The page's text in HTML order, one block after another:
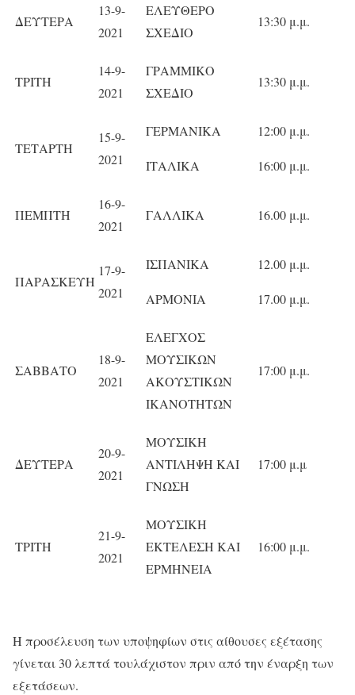
ΔΕΥΤΕΡΑ
13-9-
2021
ΕΛΕΥΘΕΡΟ
ΣΧΕΔΙΟ
13:30 μ.μ.
ΤΡΙΤΗ
14-9-
2021
ΓΡΑΜΜΙΚΟ
ΣΧΕΔΙΟ
13:30 μ.μ.
ΤΕΤΑΡΤΗ
15-9-
2021
ΓΕΡΜΑΝΙΚΑ
ΙΤΑΛΙΚΑ
12:00 μ.μ.
16:00 μ.μ.
ΠΕΜΠΤΗ
16-9-
2021
ΓΑΛΛΙΚΑ 16.00 μ.μ.
ΠΑΡΑΣΚΕΥΗ
17-9-
2021
ΙΣΠΑΝΙΚΑ
ΑΡΜΟΝΙΑ
12.00 μ.μ.
17.00 μ.μ.
ΣΑΒΒΑΤΟ
18-9-
2021
ΕΛΕΓΧΟΣ
ΜΟΥΣΙΚΩΝ
ΑΚΟΥΣΤΙΚΩΝ
ΙΚΑΝΟΤΗΤΩΝ
17:00 μ.μ.
ΔΕΥΤΕΡΑ
20-9-
2021
ΜΟΥΣΙΚΗ
ΑΝΤΙΛΗΨΗ ΚΑΙ
ΓΝΩΣΗ
17:00 μ.μ
ΤΡΙΤΗ
21-9-
2021
ΜΟΥΣΙΚΗ
ΕΚΤΕΛΕΣΗ ΚΑΙ
ΕΡΜΗΝΕΙΑ
16:00 μ.μ.
Η προσέλευση των υποψηφίων στις αίθουσες εξέτασης
γίνεται 30 λεπτά τουλάχιστον πριν από την έναρξη των
εξετάσεων.